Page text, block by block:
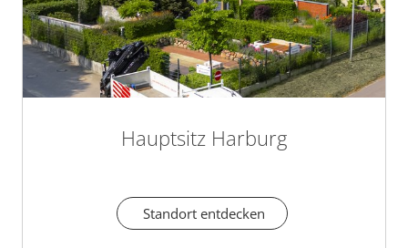
Hauptsitz Harburg
Standort entdecken